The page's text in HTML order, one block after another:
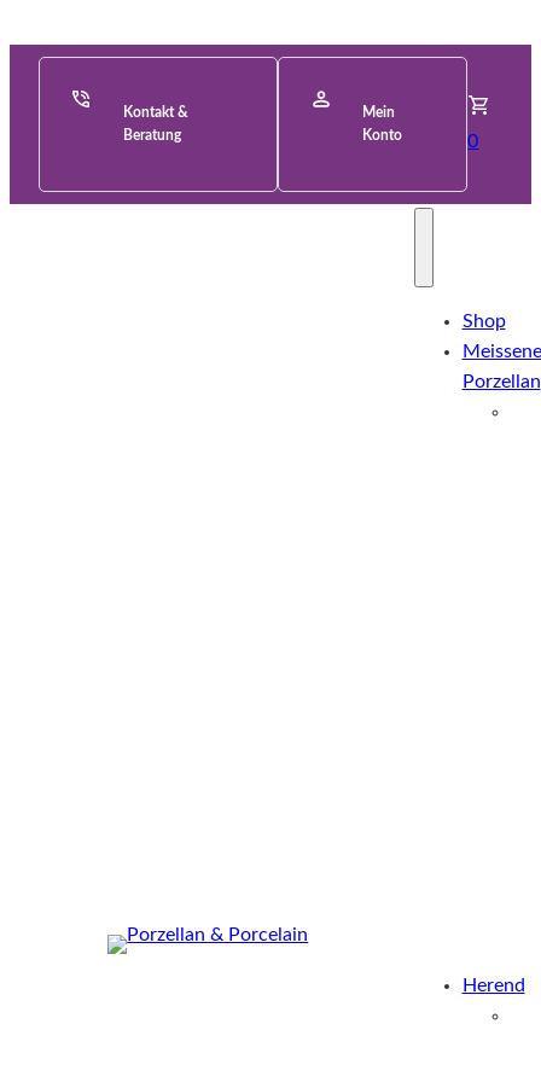
Kontakt &
Beratung
Mein
Konto
0
Shop
Porzellan
Herend